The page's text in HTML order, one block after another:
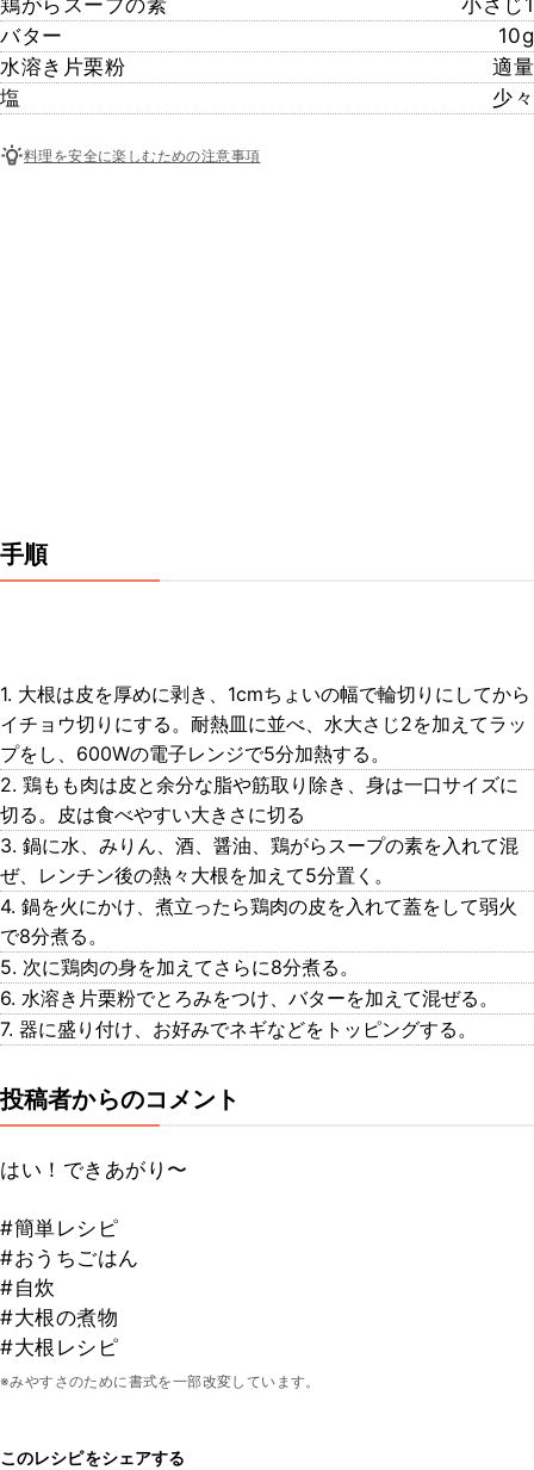
鶏がらスープの素
小さじ1
バター
10g
水溶き片栗粉
適量
塩
少々
料理を安全に楽しむための注意事項
手順
1. 大根は皮を厚めに剥き、1cmちょいの幅で輪切りにしてから
イチョウ切りにする。耐熱皿に並べ、水大さじ2を加えてラッ
プをし、600Wの電子レンジで5分加熱する。
2. 鶏もも肉は皮と余分な脂や筋取り除き、身は一口サイズに
切る。皮は食べやすい大きさに切る
3. 鍋に水、みりん、酒、醤油、鶏がらスープの素を入れて混
ぜ、レンチン後の熱々大根を加えて5分置く。
4. 鍋を火にかけ、煮立ったら鶏肉の皮を入れて蓋をして弱火
で8分煮る。
5. 次に鶏肉の身を加えてさらに8分煮る。
6. 水溶き片栗粉でとろみをつけ、バターを加えて混ぜる。
7. 器に盛り付け、お好みでネギなどをトッピングする。
投稿者からのコメント
はい！できあがり〜
#簡単レシピ
#おうちごはん
#自炊
#大根の煮物
#大根レシピ
※みやすさのために書式を一部改変しています。
このレシピをシェアする